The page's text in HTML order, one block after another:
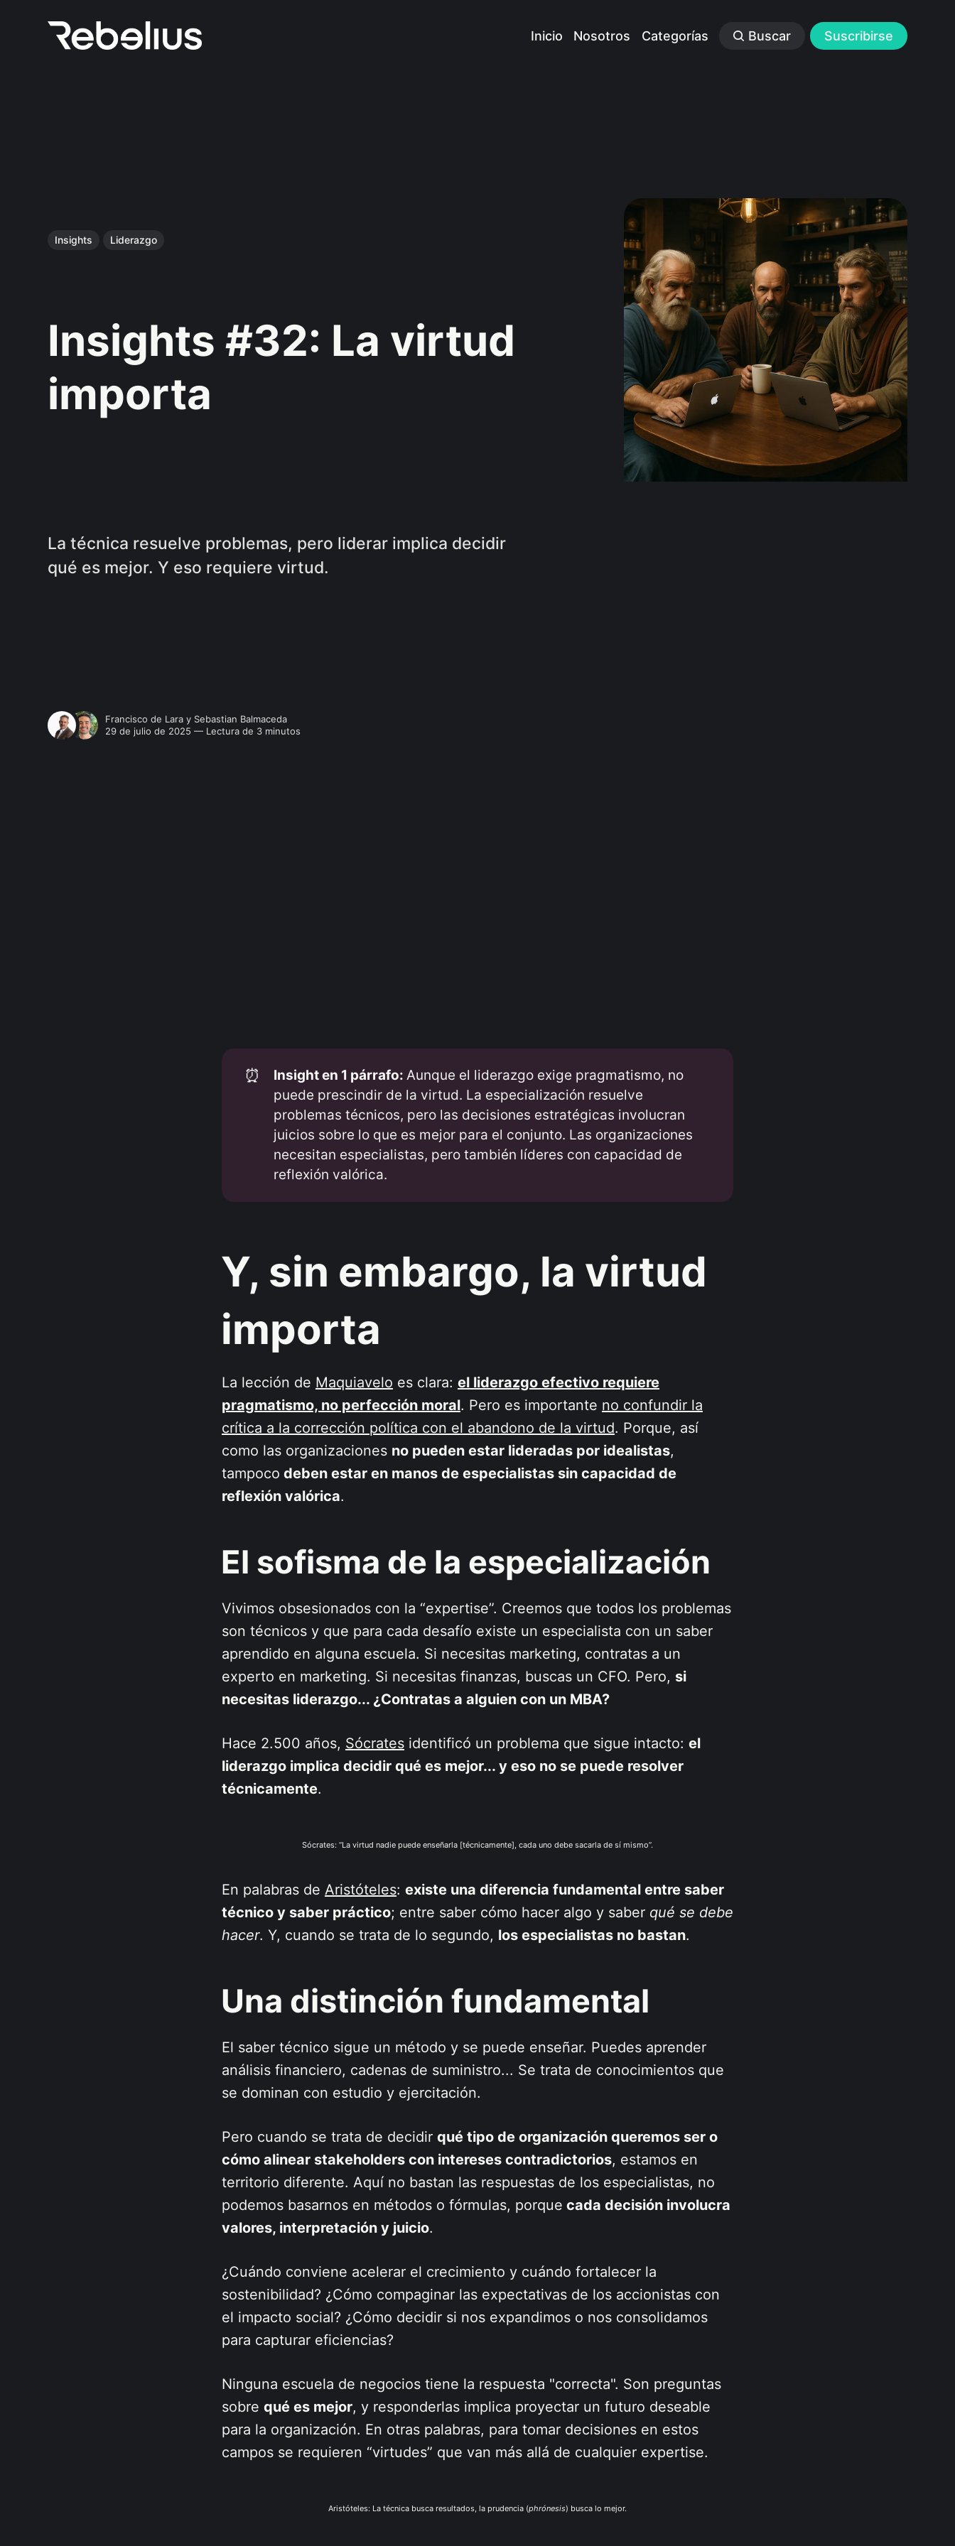
Inicio Nosotros Categorías Buscar Suscribirse
Insights Liderazgo
Insights #32: La virtud
importa
La técnica resuelve problemas, pero liderar implica decidir
qué es mejor. Y eso requiere virtud.
Francisco de Lara y Sebastian Balmaceda
29 de julio de 2025 — Lectura de 3 minutos
⏰ Insight en 1 párrafo: Aunque el liderazgo exige pragmatismo, no
puede prescindir de la virtud. La especialización resuelve
problemas técnicos, pero las decisiones estratégicas involucran
juicios sobre lo que es mejor para el conjunto. Las organizaciones
necesitan especialistas, pero también líderes con capacidad de
reflexión valórica.
Y, sin embargo, la virtud
importa
La lección de Maquiavelo es clara: el liderazgo efectivo requiere
pragmatismo, no perfección moral. Pero es importante no confundir la
crítica a la corrección política con el abandono de la virtud. Porque, así
como las organizaciones no pueden estar lideradas por idealistas,
tampoco deben estar en manos de especialistas sin capacidad de
reflexión valórica.
El sofisma de la especialización
Vivimos obsesionados con la “expertise”. Creemos que todos los problemas
son técnicos y que para cada desafío existe un especialista con un saber
aprendido en alguna escuela. Si necesitas marketing, contratas a un
experto en marketing. Si necesitas finanzas, buscas un CFO. Pero, si
necesitas liderazgo... ¿Contratas a alguien con un MBA?
Hace 2.500 años, Sócrates identificó un problema que sigue intacto: el
liderazgo implica decidir qué es mejor... y eso no se puede resolver
técnicamente.
Sócrates: “La virtud nadie puede enseñarla [técnicamente], cada uno debe sacarla de sí mismo”.
En palabras de Aristóteles: existe una diferencia fundamental entre saber
técnico y saber práctico; entre saber cómo hacer algo y saber qué se debe
hacer. Y, cuando se trata de lo segundo, los especialistas no bastan.
Una distinción fundamental
El saber técnico sigue un método y se puede enseñar. Puedes aprender
análisis financiero, cadenas de suministro... Se trata de conocimientos que
se dominan con estudio y ejercitación.
Pero cuando se trata de decidir qué tipo de organización queremos ser o
cómo alinear stakeholders con intereses contradictorios, estamos en
territorio diferente. Aquí no bastan las respuestas de los especialistas, no
podemos basarnos en métodos o fórmulas, porque cada decisión involucra
valores, interpretación y juicio.
¿Cuándo conviene acelerar el crecimiento y cuándo fortalecer la
sostenibilidad? ¿Cómo compaginar las expectativas de los accionistas con
el impacto social? ¿Cómo decidir si nos expandimos o nos consolidamos
para capturar eficiencias?
Ninguna escuela de negocios tiene la respuesta "correcta". Son preguntas
sobre qué es mejor, y responderlas implica proyectar un futuro deseable
para la organización. En otras palabras, para tomar decisiones en estos
campos se requieren “virtudes” que van más allá de cualquier expertise.
Aristóteles: La técnica busca resultados, la prudencia (phrónesis) busca lo mejor.